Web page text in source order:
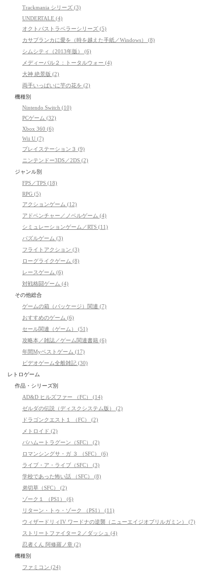
Trackmania シリーズ (3)
UNDERTALE (4)
オクトパストラベラーシリーズ (5)
カサブランカに愛を（時を越えた手紙／Windows） (8)
シムシティ（2013年版） (6)
メディーバル２：トータルウォー (4)
大神 絶景版 (2)
両手いっぱいに芋の花を (2)
機種別
Nintendo Switch (10)
PCゲーム (32)
Xbox 360 (6)
Wii U (7)
プレイステーション３ (9)
ニンテンドー3DS／2DS (2)
ジャンル別
FPS／TPS (18)
RPG (5)
アクションゲーム (12)
アドベンチャー／ノベルゲーム (4)
シミュレーションゲーム／RTS (11)
パズルゲーム (3)
フライトアクション (3)
ローグライクゲーム (8)
レースゲーム (6)
対戦格闘ゲーム (4)
その他総合
ゲームの箱（パッケージ）関連 (7)
おすすめのゲーム (6)
セール関連（ゲーム） (51)
攻略本／雑誌／ゲーム関連書籍 (6)
年間Myベストゲーム (17)
ビデオゲーム全般雑記 (30)
レトロゲーム
作品・シリーズ別
AD&D ヒルズファー （FC） (14)
ゼルダの伝説（ディスクシステム版） (2)
ドラゴンクエスト１ （FC） (2)
メトロイド (2)
バハムートラグーン（SFC） (2)
ロマンシングサ・ガ ３ （SFC） (6)
ライブ・ア・ライブ（SFC） (3)
学校であった怖い話 （SFC） (8)
弟切草（SFC） (2)
ゾーク１ （PS1） (6)
リターン・トゥ・ゾーク （PS1） (11)
ウィザードリィIV ワードナの逆襲（ニューエイジオブリルガミン） (7)
ストリートファイター２／ダッシュ (4)
忍者くん 阿修羅ノ章 (2)
機種別
ファミコン (24)